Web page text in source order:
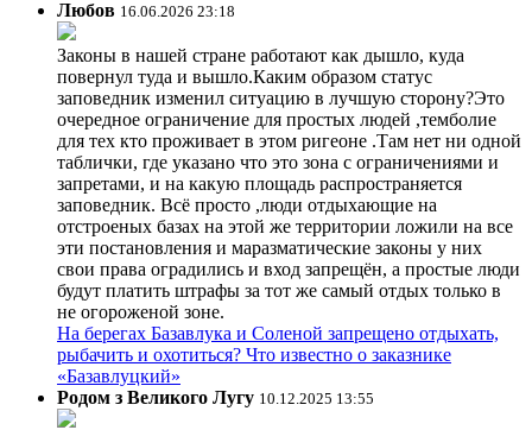
Любов 16.06.2026 23:18
Законы в нашей стране работают как дышло, куда
повернул туда и вышло.Каким образом статус
заповедник изменил ситуацию в лучшую сторону?Это
очередное ограничение для простых людей ,темболие
для тех кто проживает в этом ригеоне .Там нет ни одной
таблички, где указано что это зона с ограничениями и
запретами, и на какую площадь распространяется
заповедник. Всё просто ,люди отдыхающие на
отстроеных базах на этой же территории ложили на все
эти постановления и маразматические законы у них
свои права оградились и вход запрещён, а простые люди
будут платить штрафы за тот же самый отдых только в
не огороженой зоне.
На берегах Базавлука и Соленой запрещено отдыхать,
рыбачить и охотиться? Что известно о заказнике
«Базавлуцкий»
Родом з Великого Лугу 10.12.2025 13:55